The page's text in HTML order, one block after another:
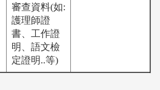
審查資料(如:
護理師證
書、工作證
明、語文檢
定證明..等)